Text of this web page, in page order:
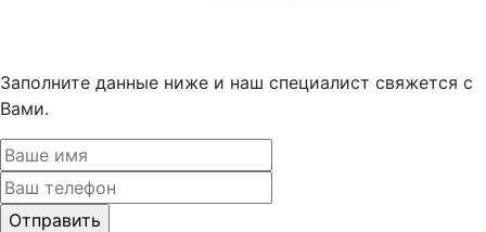
Заполните данные ниже и наш специалист свяжется с
Вами.